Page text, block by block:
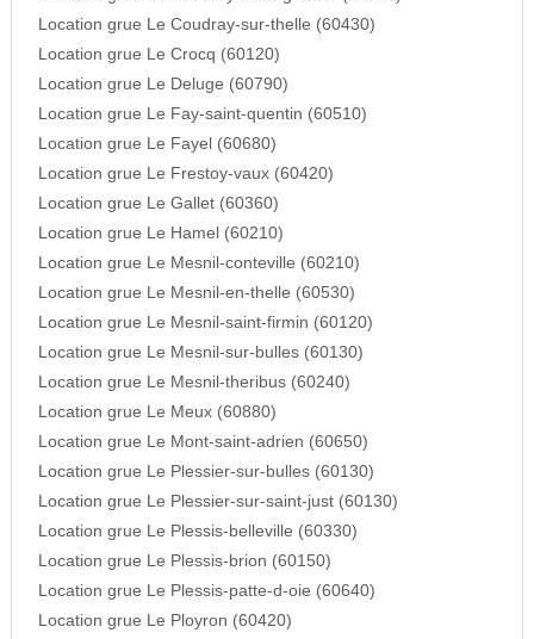
Location grue Le Coudray-sur-thelle (60430)
Location grue Le Crocq (60120)
Location grue Le Deluge (60790)
Location grue Le Fay-saint-quentin (60510)
Location grue Le Fayel (60680)
Location grue Le Frestoy-vaux (60420)
Location grue Le Gallet (60360)
Location grue Le Hamel (60210)
Location grue Le Mesnil-conteville (60210)
Location grue Le Mesnil-en-thelle (60530)
Location grue Le Mesnil-saint-firmin (60120)
Location grue Le Mesnil-sur-bulles (60130)
Location grue Le Mesnil-theribus (60240)
Location grue Le Meux (60880)
Location grue Le Mont-saint-adrien (60650)
Location grue Le Plessier-sur-bulles (60130)
Location grue Le Plessier-sur-saint-just (60130)
Location grue Le Plessis-belleville (60330)
Location grue Le Plessis-brion (60150)
Location grue Le Plessis-patte-d-oie (60640)
Location grue Le Ployron (60420)